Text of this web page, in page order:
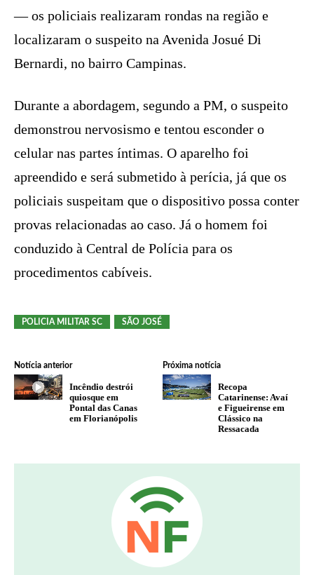
— os policiais realizaram rondas na região e
localizaram o suspeito na Avenida Josué Di
Bernardi, no bairro Campinas.
Durante a abordagem, segundo a PM, o suspeito
demonstrou nervosismo e tentou esconder o
celular nas partes íntimas. O aparelho foi
apreendido e será submetido à perícia, já que os
policiais suspeitam que o dispositivo possa conter
provas relacionadas ao caso. Já o homem foi
conduzido à Central de Polícia para os
procedimentos cabíveis.
POLICIA MILITAR SC SÃO JOSÉ
Notícia anterior
Incêndio destrói
quiosque em
Pontal das Canas
em Florianópolis
Próxima notícia
Recopa
Catarinense: Avaí
e Figueirense em
Clássico na
Ressacada